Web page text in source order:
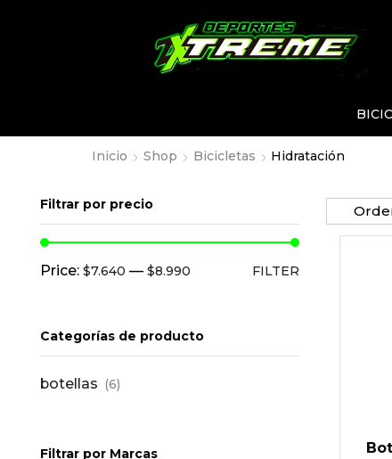
Inicio Shop Bicicletas Hidratación
Filtrar por precio
FILTER
Price: $7.640 — $8.990
Categorías de producto
botellas (6)
Filtrar por Marcas